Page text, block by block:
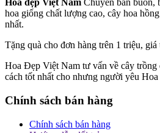
Hoa đẹp Việt Nam Chuyên bán buôn,
hoa giống chất lượng cao, cây hoa
nhất.
Tặng quà cho đơn hàng trên 1 triệu,
Hoa Đẹp Việt Nam tư vấn về cây trồng
cách tốt nhất cho nhưng người yêu
Chính sách bán hàng
Chính sách bán hàng